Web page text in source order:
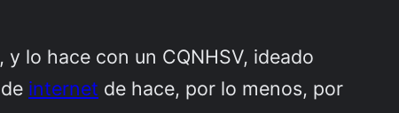
, y lo hace con un CQNHSV, ideado
de internet de hace, por lo menos, por